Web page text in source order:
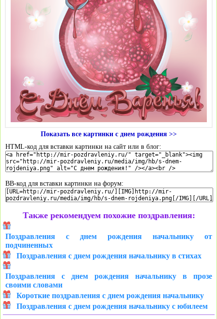
Показать все картинки с днем рождения >>
HTML-код для вставки картинки на сайт или в блог:
BB-код для вставки картинки на форум:
Также рекомендуем похожие поздравления:
Поздравления с днем рождения начальнику от
подчиненных
Поздравления с днем рождения начальнику в стихах
Поздравления с днем рождения начальнику в прозе
своими словами
Короткие поздравления с днем рождения начальнику
Поздравления с днем рождения начальнику с юбилеем